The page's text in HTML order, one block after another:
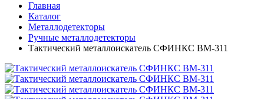
Главная
Каталог
Металлодетекторы
Ручные металлодетекторы
Тактический металлоискатель СФИНКС ВМ-311